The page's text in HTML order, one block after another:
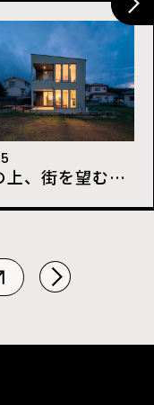
丘の上、街を望む隠れ家